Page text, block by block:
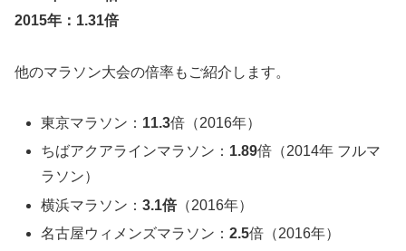
2015年： 1.31倍
他のマラソン大会の倍率もご紹介します。
東京マラソン： 11.3倍（2016年）
ちばアクアラインマラソン： 1.89倍（2014年 フルマ
ラソン）
横浜マラソン：3.1倍（2016年）
名古屋ウィメンズマラソン：2.5倍（2016年）